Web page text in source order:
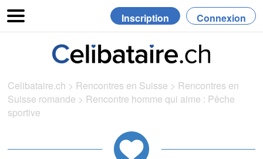
Inscription Connexion
Celibataire.ch > Rencontres en Suisse > Rencontres en
Suisse romande > Rencontre homme qui aime : Pêche
sportive